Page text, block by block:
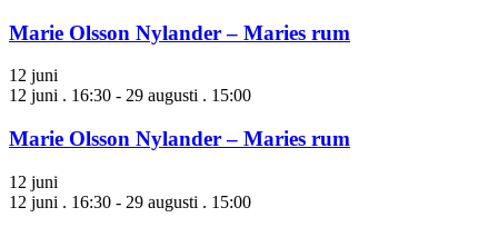
Marie Olsson Nylander – Maries rum
12 juni
12 juni . 16:30 - 29 augusti . 15:00
Marie Olsson Nylander – Maries rum
12 juni
12 juni . 16:30 - 29 augusti . 15:00